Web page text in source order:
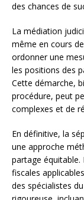
des chances de
La médiation
même en cours
ordonner une
les positions des
Cette démarche,
procédure, peut
complexes et de
En définitive, la
une approche
partage
fiscales
des spécialistes